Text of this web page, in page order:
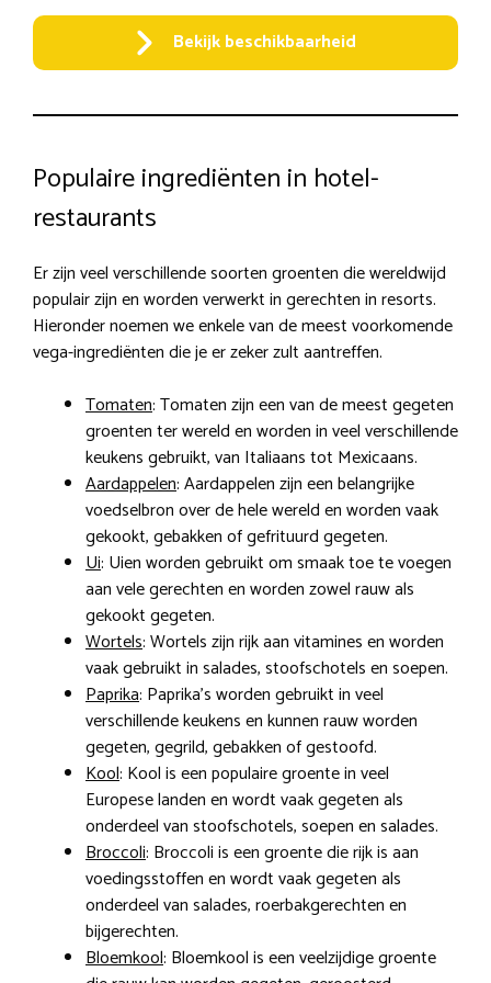
Bekijk beschikbaarheid
Populaire ingrediënten in hotel-
restaurants
Er zijn veel verschillende soorten groenten die wereldwijd
populair zijn en worden verwerkt in gerechten in resorts.
Hieronder noemen we enkele van de meest voorkomende
vega-ingrediënten die je er zeker zult aantreffen.
Tomaten: Tomaten zijn een van de meest gegeten
groenten ter wereld en worden in veel verschillende
keukens gebruikt, van Italiaans tot Mexicaans.
Aardappelen: Aardappelen zijn een belangrijke
voedselbron over de hele wereld en worden vaak
gekookt, gebakken of gefrituurd gegeten.
Ui: Uien worden gebruikt om smaak toe te voegen
aan vele gerechten en worden zowel rauw als
gekookt gegeten.
Wortels: Wortels zijn rijk aan vitamines en worden
vaak gebruikt in salades, stoofschotels en soepen.
Paprika: Paprika’s worden gebruikt in veel
verschillende keukens en kunnen rauw worden
gegeten, gegrild, gebakken of gestoofd.
Kool: Kool is een populaire groente in veel
Europese landen en wordt vaak gegeten als
onderdeel van stoofschotels, soepen en salades.
Broccoli: Broccoli is een groente die rijk is aan
voedingsstoffen en wordt vaak gegeten als
onderdeel van salades, roerbakgerechten en
bijgerechten.
Bloemkool: Bloemkool is een veelzijdige groente